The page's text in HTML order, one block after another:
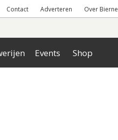
Contact Adverteren Over
Events Shop